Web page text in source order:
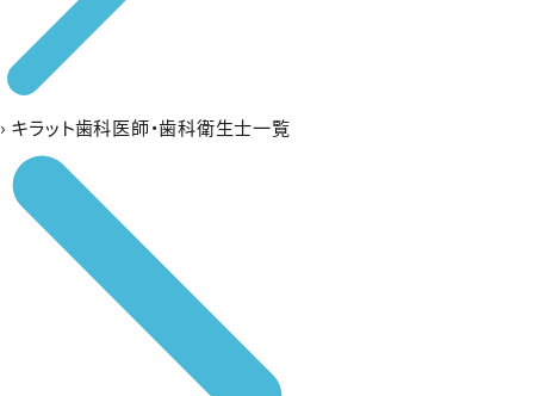
› キラット歯科医師・歯科衛生士一覧